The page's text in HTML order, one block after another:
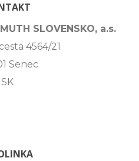
SLOVENSKO, a.s.
4564/21
Senec
SK